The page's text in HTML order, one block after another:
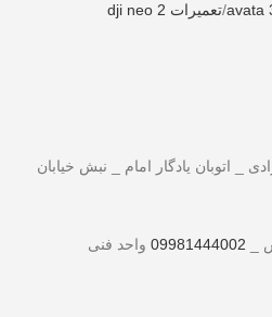
/تعمیرات dji neo 2
_ اتوبان یادگار امام _ نبش خیابان
_
09981444002 واحد فنی